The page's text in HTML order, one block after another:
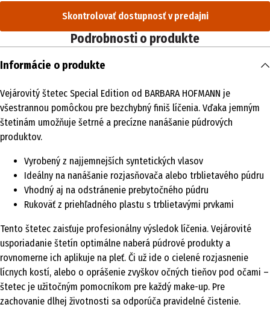
Skontrolovať dostupnosť v predajni
Podrobnosti o produkte
Informácie o produkte
Vejárovitý štetec Special Edition od BARBARA HOFMANN je
všestrannou pomôckou pre bezchybný finiš líčenia. Vďaka jemným
štetinám umožňuje šetrné a precízne nanášanie púdrových
produktov.
Vyrobený z najjemnejších syntetických vlasov
Ideálny na nanášanie rozjasňovača alebo trblietavého púdru
Vhodný aj na odstránenie prebytočného púdru
Rukoväť z priehľadného plastu s trblietavými prvkami
Tento štetec zaisťuje profesionálny výsledok líčenia. Vejárovité
usporiadanie štetín optimálne naberá púdrové produkty a
rovnomerne ich aplikuje na pleť. Či už ide o cielené rozjasnenie
lícnych kostí, alebo o oprášenie zvyškov očných tieňov pod očami –
štetec je užitočným pomocníkom pre každý make-up. Pre
zachovanie dlhej životnosti sa odporúča pravidelné čistenie.